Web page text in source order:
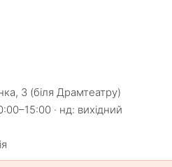
3 (біля Драмтеатру)
· нд: вихідний